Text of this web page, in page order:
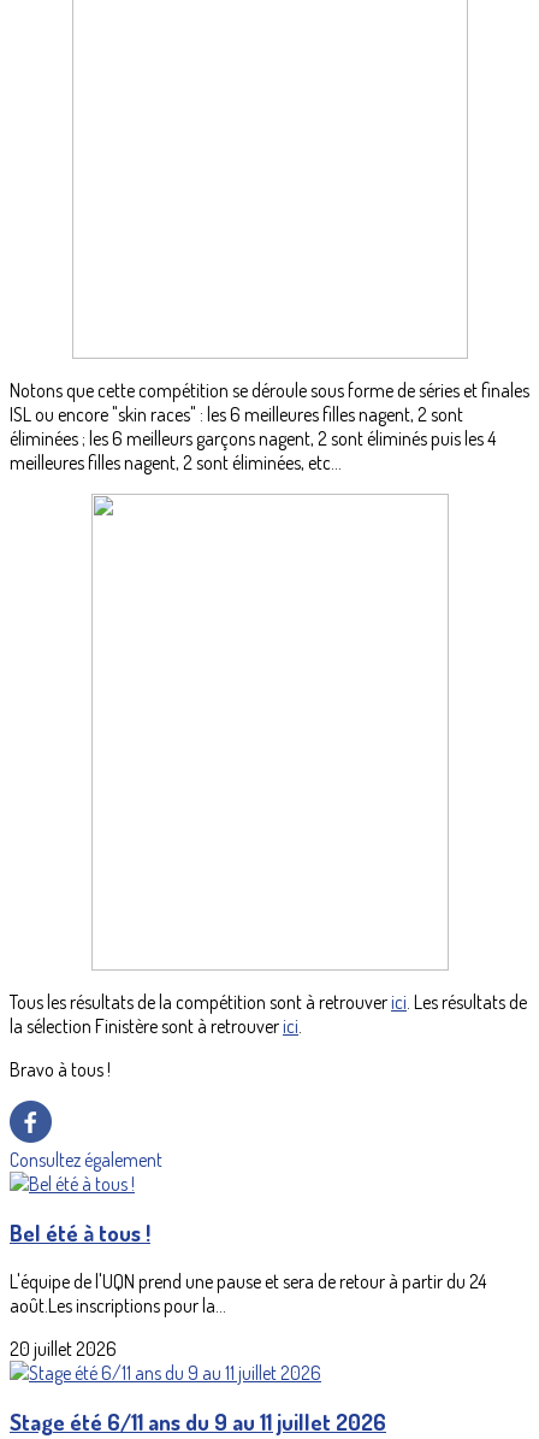
Notons que cette compétition se déroule sous forme de séries et finales
ISL ou encore "skin races" : les 6 meilleures filles nagent, 2 sont
éliminées ; les 6 meilleurs garçons nagent, 2 sont éliminés puis les 4
meilleures filles nagent, 2 sont éliminées, etc...
Tous les résultats de la compétition sont à retrouverici. Les résultats de
la sélection Finistère sont à retrouverici.
Bravo à tous !
Consultez également
Bel été à tous !
L'équipe de l'UQN prend une pause et sera de retour à partir du 24
août.Les inscriptions pour la...
20 juillet 2026
Stage été 6/11 ans du 9 au 11 juillet 2026